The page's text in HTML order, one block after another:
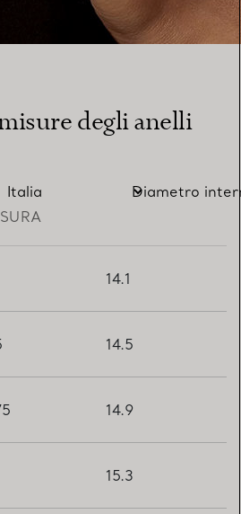
degli anelli
14.1
14.5
14.9
15.3